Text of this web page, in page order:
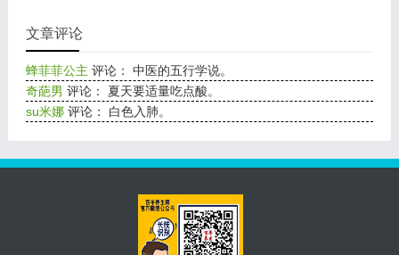
文章评论
蜂菲菲公主 评论： 中医的五行学说。
奇葩男 评论： 夏天要适量吃点酸。
su米娜 评论： 白色入肺。